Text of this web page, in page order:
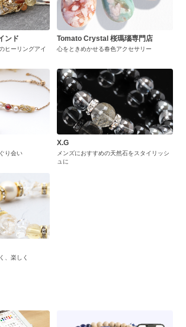
ンド
ヒーリングアイ
Tomato Crystal 桜瑪瑙専門店
心をときめかせる春色アクセサリー
り会い
X.G
メンズにおすすめの天然石をスタイリッシ
ュに
、楽しく